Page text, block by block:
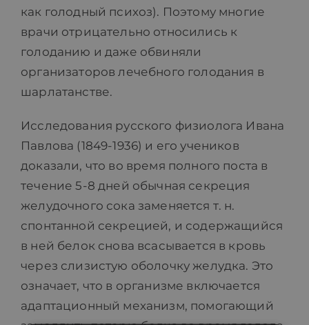
как голодный психоз). Поэтому многие
врачи отрицательно относились к
голоданию и даже обвиняли
организаторов лечебного голодания в
шарлатанстве.
Исследования русского физиолога Ивана
Павлова (1849-1936) и его учеников
доказали, что во время полного поста в
течение 5-8 дней обычная секреция
желудочного сока заменяется т. н.
спонтанной секрецией, и содержащийся
в ней белок снова всасывается в кровь
через слизистую оболочку желудка. Это
означает, что в организме включается
адаптационный механизм, помогающий